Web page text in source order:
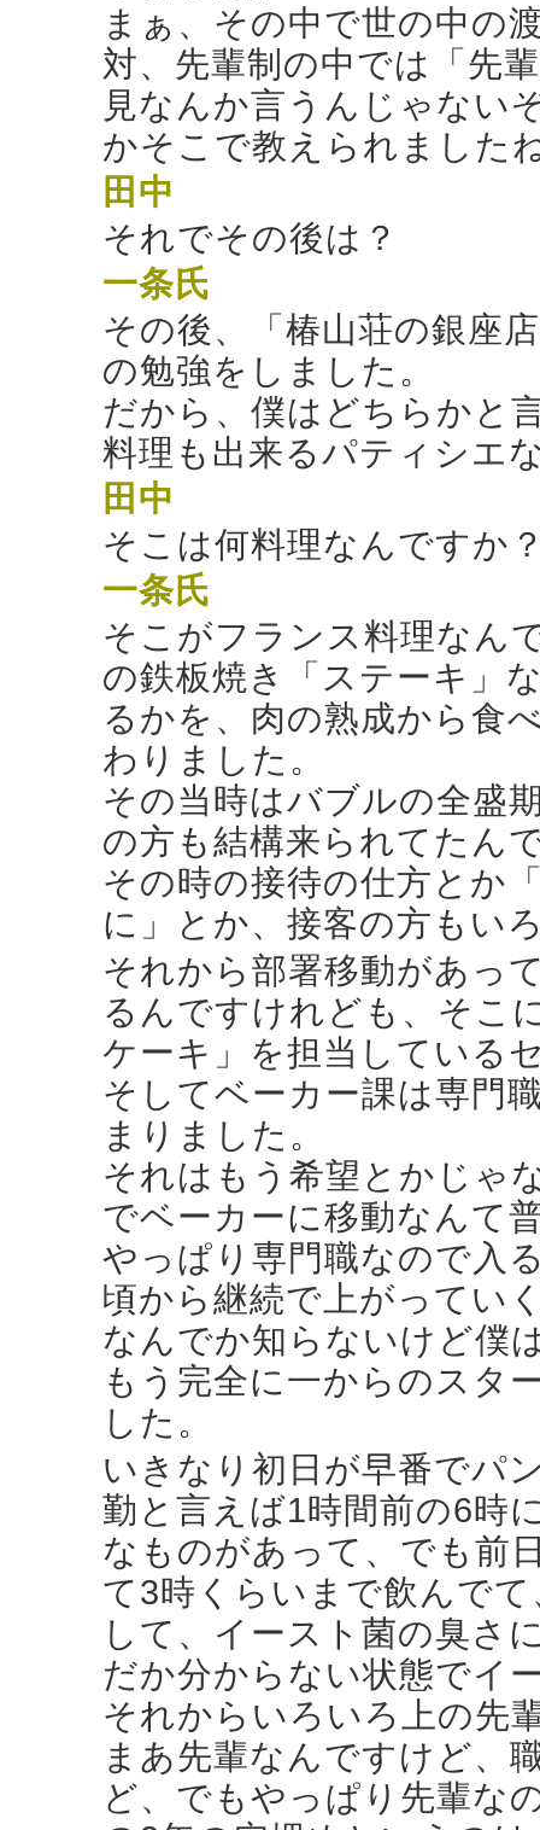
まぁ、その中で世の中の
対、先輩制の中では「先
見なんか言うんじゃない
かそこで教えられました
田中
それでその後は？
一条氏
その後、「椿山荘の銀座
の勉強をしました。
だから、僕はどちらかと
料理も出来るパティシエ
田中
そこは何料理なんですか
一条氏
そこがフランス料理なん
の鉄板焼き「ステーキ」
るかを、肉の熟成から食
わりました。
その当時はバブルの全盛
の方も結構来られてたん
その時の接待の仕方とか
に」とか、接客の方もい
それから部署移動があっ
るんですけれども、そこ
ケーキ」を担当している
そしてベーカー課は専門
まりました。
それはもう希望とかじゃ
でベーカーに移動なんて
やっぱり専門職なので入
頃から継続で上がってい
なんでか知らないけど僕
もう完全に一からのスタ
した。
いきなり初日が早番でパ
勤と言えば1時間前の6時
なものがあって、でも前
て3時くらいまで飲んで
して、イースト菌の臭さ
だか分からない状態でイ
それからいろいろ上の先
まあ先輩なんですけど、
ど、でもやっぱり先輩な